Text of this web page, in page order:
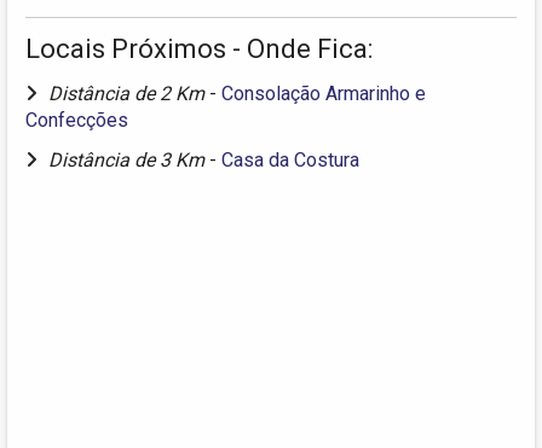
Locais Próximos - Onde Fica:
Distância de 2 Km - Consolação Armarinho e
Confecções
Distância de 3 Km - Casa da Costura